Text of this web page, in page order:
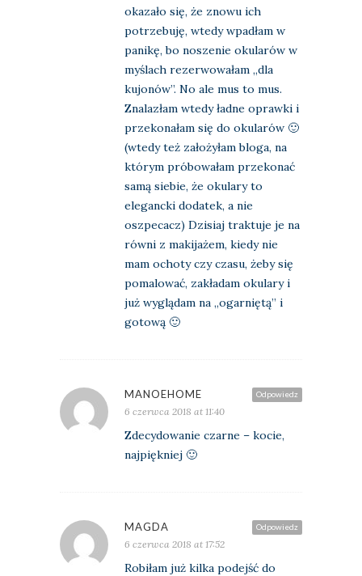
okazało się, że znowu ich
potrzebuję, wtedy wpadłam w
panikę, bo noszenie okularów w
myślach rezerwowałam „dla
kujonów”. No ale mus to mus.
Znalazłam wtedy ładne oprawki i
przekonałam się do okularów 🙂
(wtedy też założyłam bloga, na
którym próbowałam przekonać
samą siebie, że okulary to
elegancki dodatek, a nie
oszpecacz) Dzisiaj traktuje je na
równi z makijażem, kiedy nie
mam ochoty czy czasu, żeby się
pomalować, zakładam okulary i
już wyglądam na „ogarniętą” i
gotową 🙂
Odpowiedz
MANOEHOME
6 czerwca 2018 at 11:40
Zdecydowanie czarne – kocie,
najpiękniej 🙂
Odpowiedz
MAGDA
6 czerwca 2018 at 17:52
Robiłam już kilka podejść do